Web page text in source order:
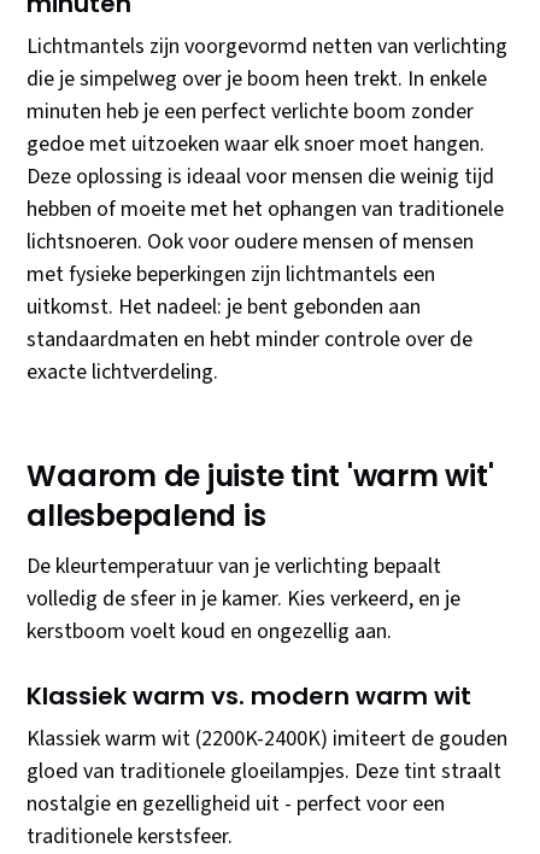
Lichtmantels zijn voorgevormd netten van verlichting
die je simpelweg over je boom heen trekt. In enkele
minuten heb je een perfect verlichte boom zonder
gedoe met uitzoeken waar elk snoer moet hangen.
Deze oplossing is ideaal voor mensen die weinig tijd
hebben of moeite met het ophangen van traditionele
lichtsnoeren. Ook voor oudere mensen of mensen
met fysieke beperkingen zijn lichtmantels een
uitkomst. Het nadeel: je bent gebonden aan
standaardmaten en hebt minder controle over de
exacte lichtverdeling.
Waarom de juiste tint 'warm wit'
allesbepalend is
De kleurtemperatuur van je verlichting bepaalt
volledig de sfeer in je kamer. Kies verkeerd, en je
kerstboom voelt koud en ongezellig aan.
Klassiek warm vs. modern warm wit
Klassiek warm wit (2200K-2400K) imiteert de gouden
gloed van traditionele gloeilampjes. Deze tint straalt
nostalgie en gezelligheid uit - perfect voor een
traditionele kerstsfeer.